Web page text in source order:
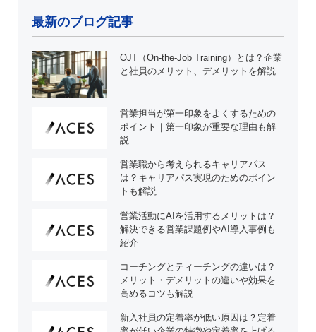
最新のブログ記事
OJT（On-the-Job Training）とは？企業
と社員のメリット、デメリットを解説
営業担当が第一印象をよくするための
ポイント｜第一印象が重要な理由も解
説
営業職から考えられるキャリアパス
は？キャリアパス実現のためのポイン
トも解説
営業活動にAIを活用するメリットは？
解決できる営業課題例やAI導入事例も
紹介
コーチングとティーチングの違いは？
メリット・デメリットの違いや効果を
高めるコツも解説
新入社員の定着率が低い原因は？定着